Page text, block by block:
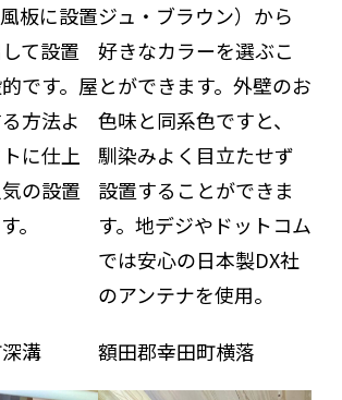
板に設置
て設置
です。屋
方法よ
に仕上
の設置
。
ジュ・ブラウン）から
好きなカラーを選ぶこ
とができます。外壁のお
色味と同系色ですと、
馴染みよく目立たせず
設置することができま
す。地デジやドットコム
では安心の日本製DX社
のアンテナを使用。
溝
額田郡幸田町横落